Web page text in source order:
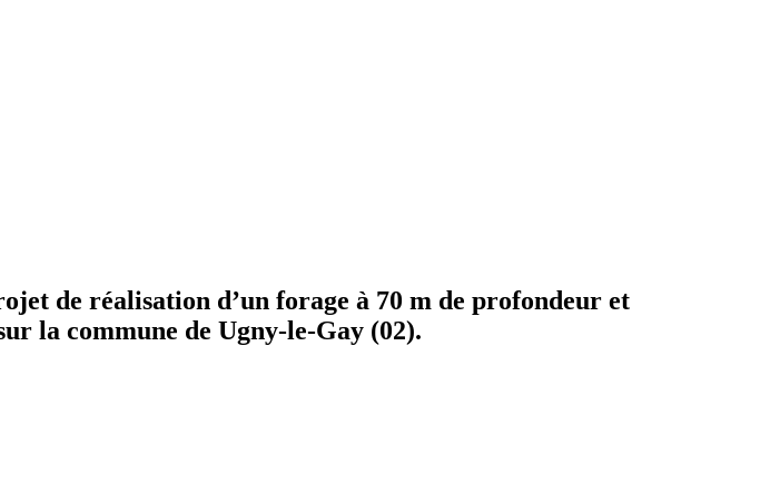
de réalisation d’un forage à 70 m de profondeur et
la commune de Ugny-le-Gay (02).